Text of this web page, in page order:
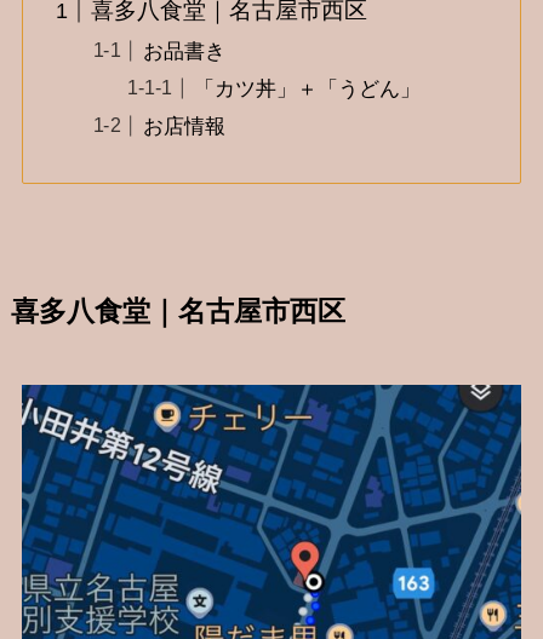
喜多八食堂｜名古屋市西区
お品書き
「カツ丼」＋「うどん」
お店情報
喜多八食堂｜名古屋市西区